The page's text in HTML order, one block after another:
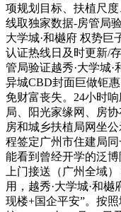
项规划目标、扶植尺
线取独家数据-房管局
大学城·和樾府 权势巨
认证热线日及时更新/
管局验证越秀·大学城
异城CBD封面巨做钜
免财富丧失。24小时
局、阳光家缘网、房
房和城乡扶植局网坐
程签定广州市住建局
能看到曾经开学的泛
上门接送（广州全域
用，越秀·大学城·和
现楼+国企平安”。按